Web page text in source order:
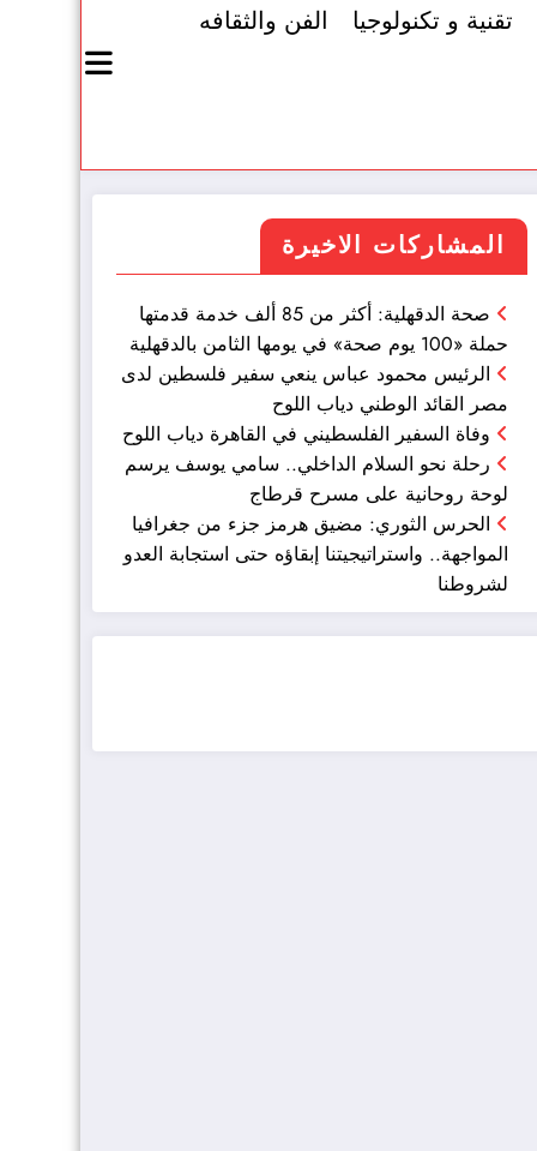
تقنية و تكنولوجيا الفن والثقافه
المشاركات الاخيرة
صحة الدقهلية: أكثر من 85 ألف خدمة قدمتها
حملة «100 يوم صحة» في يومها الثامن بالدقهلية
الرئيس محمود عباس ينعي سفير فلسطين لدى
مصر القائد الوطني دياب اللوح
وفاة السفير الفلسطيني في القاهرة دياب اللوح
رحلة نحو السلام الداخلي.. سامي يوسف يرسم
لوحة روحانية على مسرح قرطاج
الحرس الثوري: مضيق هرمز جزء من جغرافيا
المواجهة.. واستراتيجيتنا إبقاؤه حتى استجابة العدو
لشروطنا